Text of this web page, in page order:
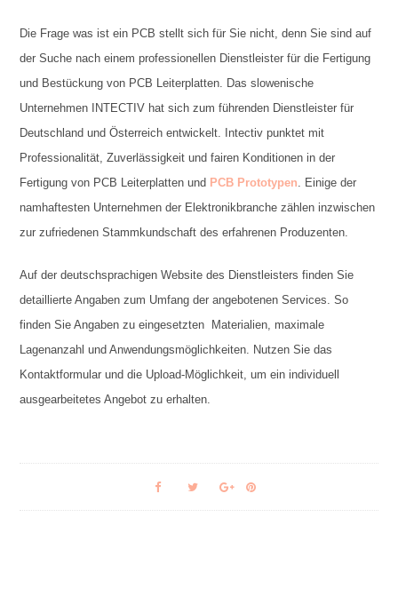
Die Frage was ist ein PCB stellt sich für Sie nicht, denn Sie sind auf
der Suche nach einem professionellen Dienstleister für die Fertigung
und Bestückung von PCB Leiterplatten. Das slowenische
Unternehmen INTECTIV hat sich zum führenden Dienstleister für
Deutschland und Österreich entwickelt. Intectiv punktet mit
Professionalität, Zuverlässigkeit und fairen Konditionen in der
Fertigung von PCB Leiterplatten und PCB Prototypen. Einige der
namhaftesten Unternehmen der Elektronikbranche zählen inzwischen
zur zufriedenen Stammkundschaft des erfahrenen Produzenten.
Auf der deutschsprachigen Website des Dienstleisters finden Sie
detaillierte Angaben zum Umfang der angebotenen Services. So
finden Sie Angaben zu eingesetzten Materialien, maximale
Lagenanzahl und Anwendungsmöglichkeiten. Nutzen Sie das
Kontaktformular und die Upload-Möglichkeit, um ein individuell
ausgearbeitetes Angebot zu erhalten.